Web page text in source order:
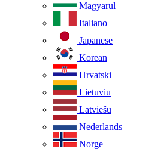
Magyarul
Italiano
Japanese
Korean
Hrvatski
Lietuviu
Latviešu
Nederlands
Norge